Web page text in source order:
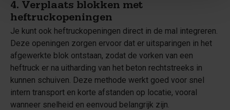
4. Verplaats blokken met
heftruckopeningen
Je kunt ook heftruckopeningen direct in de mal integreren.
Deze openingen zorgen ervoor dat er uitsparingen in het
afgewerkte blok ontstaan, zodat de vorken van een
heftruck er na uitharding van het beton rechtstreeks in
kunnen schuiven. Deze methode werkt goed voor snel
intern transport en korte afstanden op locatie, vooral
wanneer snelheid en eenvoud belangrijk zijn.